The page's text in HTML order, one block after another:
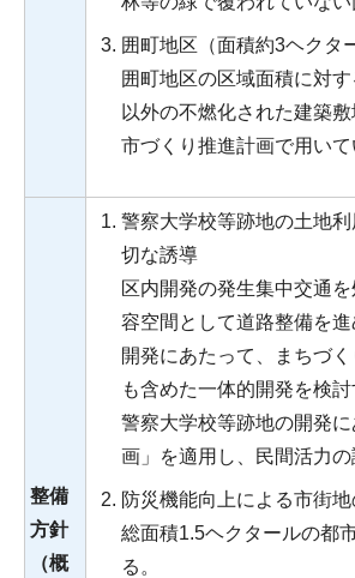
囲町地区（面積約3ヘクタ
囲町地区の区域面積に対
以外の不燃化された建築
市づくり推進計画で用いて
整備
方針
（概
警察大学校等跡地の土地
切な誘導
区内開発の発生集中交通
容空間として道路整備を
開発にあたって、まちづ
も含めた一体的開発を検討
警察大学校等跡地の開発
画」を適用し、民間活力
防災機能向上による市街
総面積1.5ヘクタールの都
る。